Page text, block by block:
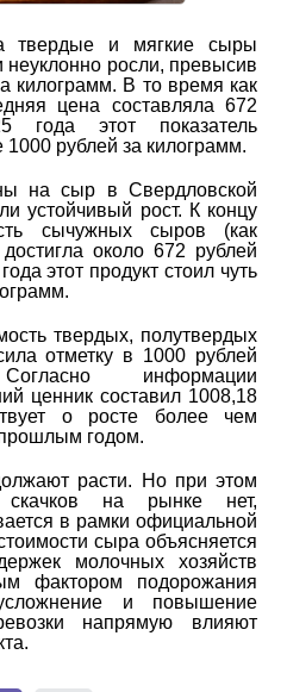
и мягкие сыры
неуклонно росли, превысив
килограмм. В то время как
цена составляла 672
года этот показатель
рублей за килограмм.
на сыр в Свердловской
устойчивый рост. К концу
сычужных сыров (как
около 672 рублей
этот продукт стоил чуть
твердых, полутвердых
отметку в 1000 рублей
информации
ценник составил 1008,18
о росте более чем
годом.
расти. Но при этом
скачков на рынке нет,
в рамки официальной
сыра объясняется
молочных хозяйств
фактором подорожания
и повышение
напрямую влияют